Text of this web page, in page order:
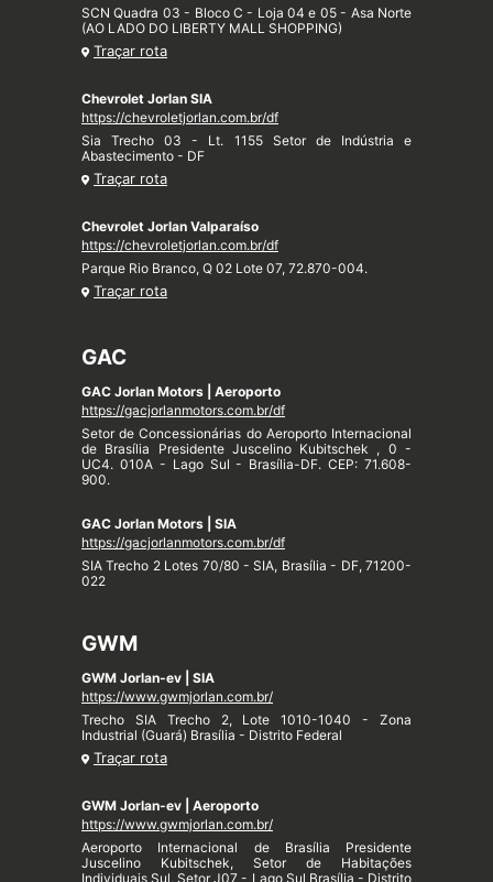
SCN Quadra 03 - Bloco C - Loja 04 e 05 - Asa Norte
(AO LADO DO LIBERTY MALL SHOPPING)
Traçar rota
Chevrolet Jorlan SIA
https://chevroletjorlan.com.br/df
Sia Trecho 03 - Lt. 1155 Setor de Indústria e
Abastecimento - DF
Traçar rota
Chevrolet Jorlan Valparaíso
https://chevroletjorlan.com.br/df
Parque Rio Branco, Q 02 Lote 07, 72.870-004.
Traçar rota
GAC
GAC Jorlan Motors | Aeroporto
https://gacjorlanmotors.com.br/df
Setor de Concessionárias do Aeroporto Internacional
de Brasília Presidente Juscelino Kubitschek , 0 -
UC4. 010A - Lago Sul - Brasília-DF. CEP: 71.608-
900.
GAC Jorlan Motors | SIA
https://gacjorlanmotors.com.br/df
SIA Trecho 2 Lotes 70/80 - SIA, Brasília - DF, 71200-
022
GWM
GWM Jorlan-ev | SIA
https://www.gwmjorlan.com.br/
Trecho SIA Trecho 2, Lote 1010-1040 - Zona
Industrial (Guará) Brasília - Distrito Federal
Traçar rota
GWM Jorlan-ev | Aeroporto
https://www.gwmjorlan.com.br/
Aeroporto Internacional de Brasília Presidente
Juscelino Kubitschek, Setor de Habitações
Individuais Sul, Setor J07 - Lago Sul Brasília - Distrito